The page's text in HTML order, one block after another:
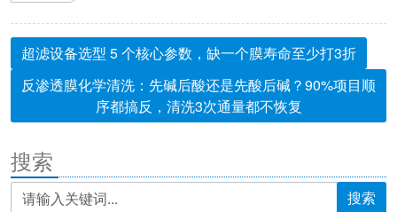
超滤设备选型 5 个核心参数，缺一个膜寿命至少打3折
反渗透膜化学清洗：先碱后酸还是先酸后碱？90%项目顺
序都搞反，清洗3次通量都不恢复
搜索
搜索